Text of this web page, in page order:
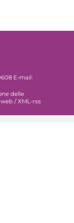
E-mail:
delle
/XML-rss